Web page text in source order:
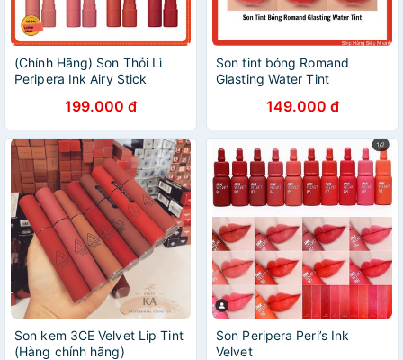
(Chính Hãng) Son Thỏi Lì
Peripera Ink Airy Stick
199.000 đ
Son tint bóng Romand
Glasting Water Tint
149.000 đ
Son kem 3CE Velvet Lip Tint
(Hàng chính hãng)
Son Peripera Peri’s Ink
Velvet